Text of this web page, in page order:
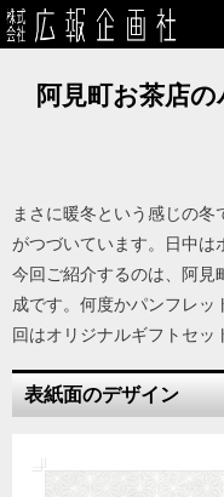
阿見町お茶店
まさに暖冬という感じの
がつづいています。日中は
今回ご紹介するのは、阿見
成です。何度かパンフレッ
回はオリジナルギフトセッ
表紙面のデザイン